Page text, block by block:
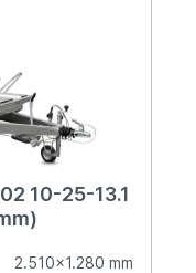
10-25-13.1
2.510x1.280 mm